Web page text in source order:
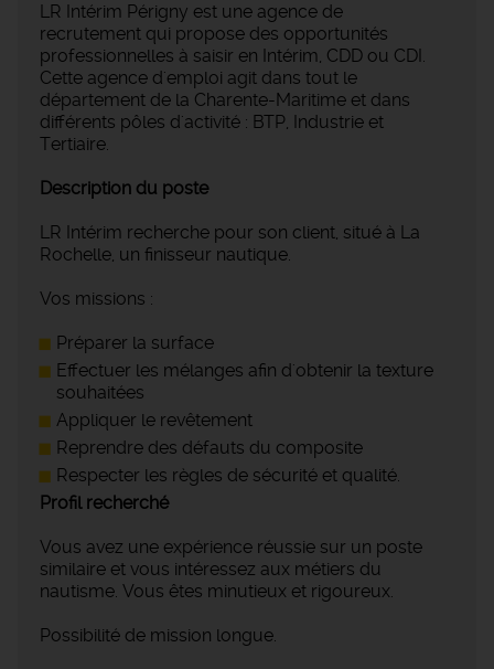
LR Intérim Périgny est une agence de
recrutement qui propose des opportunités
professionnelles à saisir en Intérim, CDD ou CDI.
Cette agence d'emploi agit dans tout le
département de la Charente-Maritime et dans
différents pôles d'activité : BTP, Industrie et
Tertiaire.
Description du poste
LR Intérim recherche pour son client, situé à La
Rochelle, un finisseur nautique.
Vos missions :
Préparer la surface
Effectuer les mélanges afin d'obtenir la texture
souhaitées
Appliquer le revêtement
Reprendre des défauts du composite
Respecter les règles de sécurité et qualité.
Profil recherché
Vous avez une expérience réussie sur un poste
similaire et vous intéressez aux métiers du
nautisme. Vous êtes minutieux et rigoureux.
Possibilité de mission longue.